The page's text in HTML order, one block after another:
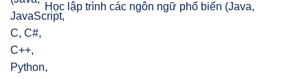
Học lập trình các ngôn ngữ phổ biến (Java,